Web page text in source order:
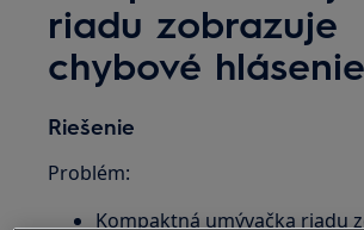
riadu zobrazuje
chybové
Riešenie
Problém:
Kompaktná umývačka riadu